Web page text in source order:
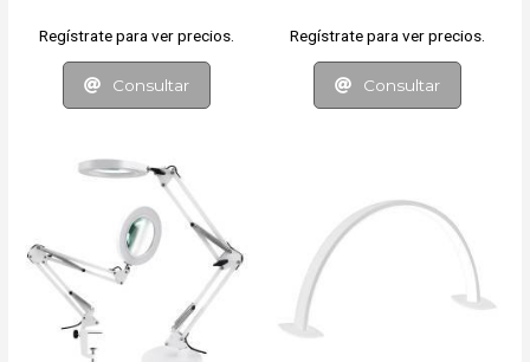
Regístrate para ver precios.
Consultar
Regístrate para ver precios.
Consultar